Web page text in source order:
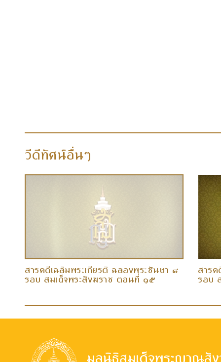
วีดีทัศน์อื่นๆ
สารคดีเฉลิมพระเกียรติ ฉลองพระชันษา ๘
รอบ สมเด็จพระสังฆราช ตอนที่ ๑๕
สาร
รอบ